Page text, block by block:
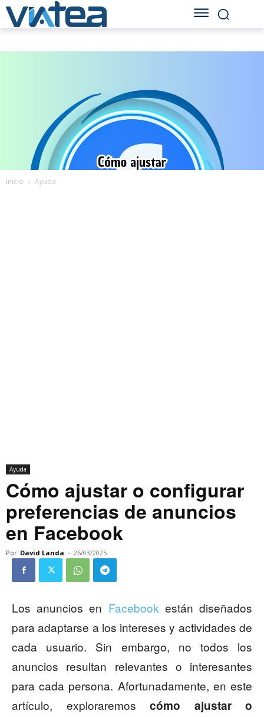
Inicio Ayuda
Ayuda
Cómo ajustar o configurar
preferencias de anuncios
en Facebook
Por David Landa - 26/03/2025
Los anuncios en Facebook están diseñados
para adaptarse a los intereses y actividades de
cada usuario. Sin embargo, no todos los
anuncios resultan relevantes o interesantes
para cada persona. Afortunadamente, en este
artículo, exploraremos cómo ajustar o